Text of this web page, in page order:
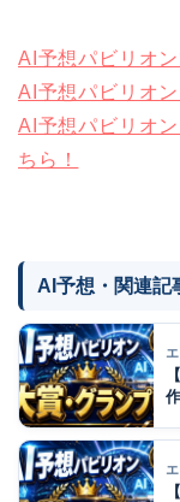
AI予想パビリオ
AI予想パビリオ
AI予想パビリオ
ちら！
AI予想・関連記